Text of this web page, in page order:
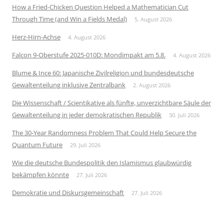
How a Fried-Chicken Question Helped a Mathematician Cut
Through Time (and Win a Fields Medal)
5. August 2026
Herz-Hirn-Achse 4. August 2026
Falcon 9-Oberstufe 2025-010D: Mondimpakt am 5.8. 4. August 2026
Blume & Ince 60: Japanische Zivilreligion und bundesdeutsche
Gewaltenteilung inklusive Zentralbank
2. August 2026
Die Wissenschaft / Scientikative als fünfte, unverzichtbare Säule der
Gewaltenteilung in jeder demokratischen Republik
30. Juli 2026
The 30-Year Randomness Problem That Could Help Secure the
Quantum Future
29. Juli 2026
Wie die deutsche Bundespolitik den Islamismus glaubwürdig
bekämpfen könnte
27. Juli 2026
Demokratie und Diskursgemeinschaft 27. Juli 2026